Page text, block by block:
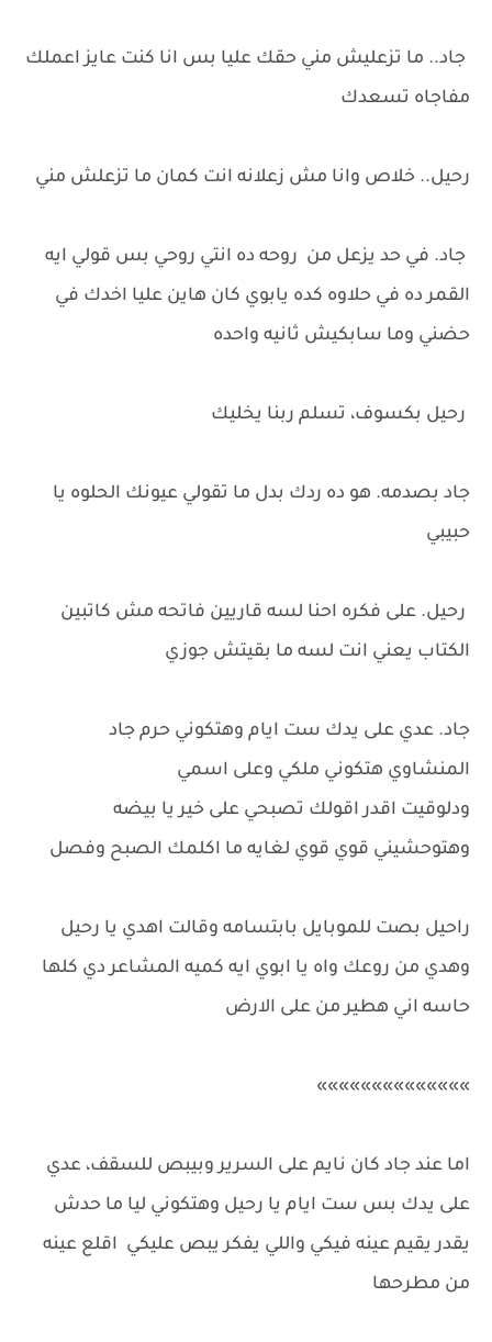
جاد.. ما تزعليش مني حقك عليا بس انا كنت عايز اعملك
مفاجاه تسعدك
رحيل.. خلاص وانا مش زعلانه انت كمان ما تزعلش مني
جاد. في حد يزعل من روحه ده انتي روحي بس قولي ايه
القمر ده في حلاوه كده يابوي كان هاين عليا اخدك في
حضني وما سابكيش ثانيه واحده
رحيل بكسوف، تسلم ربنا يخليك
جاد بصدمه. هو ده ردك بدل ما تقولي عيونك الحلوه يا
حبيبي
رحيل. على فكره احنا لسه قاريين فاتحه مش كاتبين
الكتاب يعني انت لسه ما بقيتش جوزي
جاد. عدي على يدك ست ايام وهتكوني حرم جاد
المنشاوي هتكوني ملكي وعلى اسمي
ودلوقيت اقدر اقولك تصبحي على خير يا بيضه
وهتوحشيني قوي قوي لغايه ما اكلمك الصبح وفصل
راحيل بصت للموبايل بابتسامه وقالت اهدي يا رحيل
وهدي من روعك واه يا ابوي ايه كميه المشاعر دي كلها
حاسه اني هطير من على الارض
»»»»»»»»»»»»»»
اما عند جاد كان نايم على السرير وبيبص للسقف، عدي
على يدك بس ست ايام يا رحيل وهتكوني ليا ما حدش
يقدر يقيم عينه فيكي واللي يفكر يبص عليكي اقلع عينه
من مطرحها